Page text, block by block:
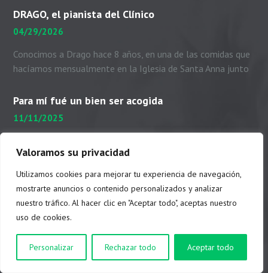
Valoramos su privacidad
Utilizamos cookies para mejorar tu experiencia de navegación,
mostrarte anuncios o contenido personalizados y analizar
nuestro tráfico. Al hacer clic en "Aceptar todo", aceptas nuestro
uso de cookies.
Personalizar Rechazar todo Aceptar todo
DRAGO, el pianista del Clínico
04/29/2026
Conocimos a Drago hace 8 años, en una de las comidas que
hacíamos mensualmente en la Iglesia de Santa Anna junto
Para mí fué un bien ser acogida
11/11/2025
familia cuando tenía 14 años y estaba embarazada de seis
meses. Me presento. Soy Dayhanni...
Aviso legal|Política de privacidad|Política de cookies